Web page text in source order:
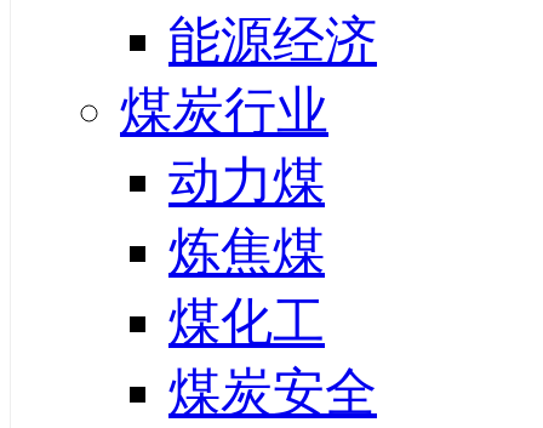
能源经济
煤炭行业
动力煤
炼焦煤
煤化工
煤炭安全